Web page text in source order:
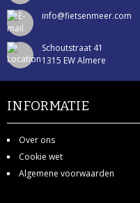
ROEITRAINERS
ROLTRAINERS
KLEDING
info@fietsenmeer.com
Schoutstraat 41
1315 EW Almere
INFORMATIE
Over ons
Cookie wet
Algemene voorwaarden